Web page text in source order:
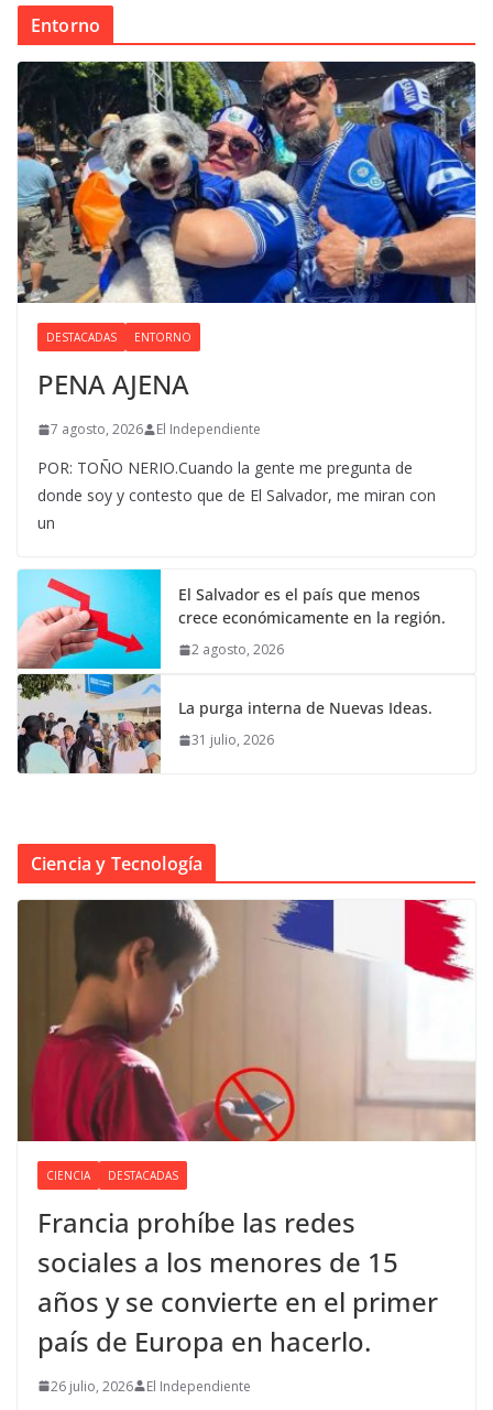
Entorno
DESTACADAS ENTORNO
PENA AJENA
7 agosto, 2026 El Independiente
POR: TOÑO NERIO.Cuando la gente me pregunta de
donde soy y contesto que de El Salvador, me miran con
un
El Salvador es el país que menos
crece económicamente en la región.
2 agosto, 2026
La purga interna de Nuevas Ideas.
31 julio, 2026
Ciencia y Tecnología
CIENCIA DESTACADAS
Francia prohíbe las redes
sociales a los menores de 15
años y se convierte en el primer
país de Europa en hacerlo.
26 julio, 2026 El Independiente